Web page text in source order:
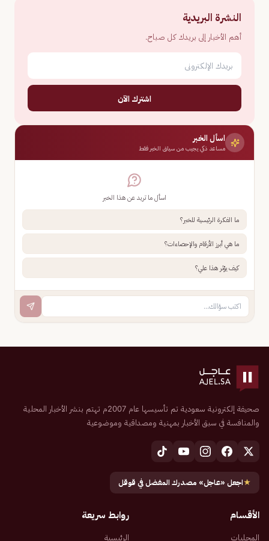
النشرة البريدية
أهم الأخبار إلى بريدك كل صباح.
اشترك الآن
اسأل الخبر
مساعد ذكي يجيب من سياق الخبر فقط
اسأل ما تريد عن هذا الخبر
ما الفكرة الرئيسية للخبر؟
ما هي أبرز الأرقام والإحصاءات؟
كيف يؤثر هذا علي؟
صحيفة إلكترونية سعودية تم تأسيسها عام 2007م تهتم بنشر الأخبار المحلية
والمنافسة في سبق الأخبار بمهنية ومصداقية وموضوعية
★اجعل «عاجل» مصدرك المفضل في قوقل
الأقسام
المحليات
روابط سريعة
الرئيسية